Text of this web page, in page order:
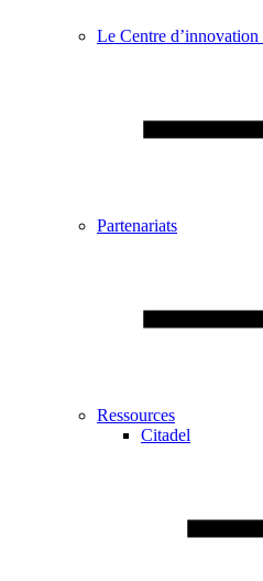
Le Centre d’innovation
Partenariats
Ressources
Citadel